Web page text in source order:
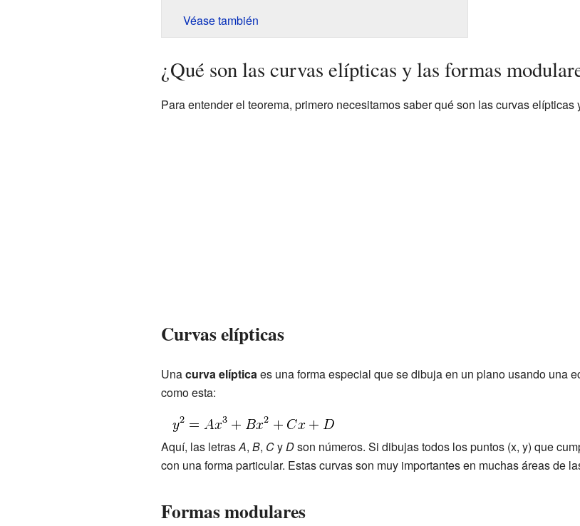
Véase también
¿Qué son las curvas elípticas y las formas
Para entender el teorema, primero necesitamos saber qué son las curvas elípticas
Curvas elípticas
Unacurva elípticaes una forma especial que se dibuja en un plano usando una
como esta:
Aquí, las letrasA, B, CyDson números. Si dibujas todos los puntos (x, y) que
con una forma particular. Estas curvas son muy importantes en muchas áreas de
Formas modulares